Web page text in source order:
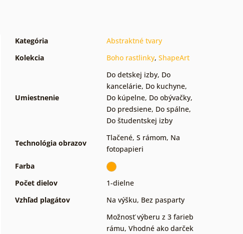
Kategória
Abstraktné tvary
Kolekcia
Boho rastlinky, ShapeArt
Umiestnenie
Do detskej izby, Do
kancelárie, Do kuchyne,
Do kúpelne, Do obývačky,
Do predsiene, Do spálne,
Do študentskej izby
Technológia obrazov
Tlačené, S rámom, Na
fotopapieri
Farba
Počet dielov
1-dielne
Vzhľad plagátov
Na výšku, Bez pasparty
Možnosť výberu z 3 farieb
rámu, Vhodné ako darček